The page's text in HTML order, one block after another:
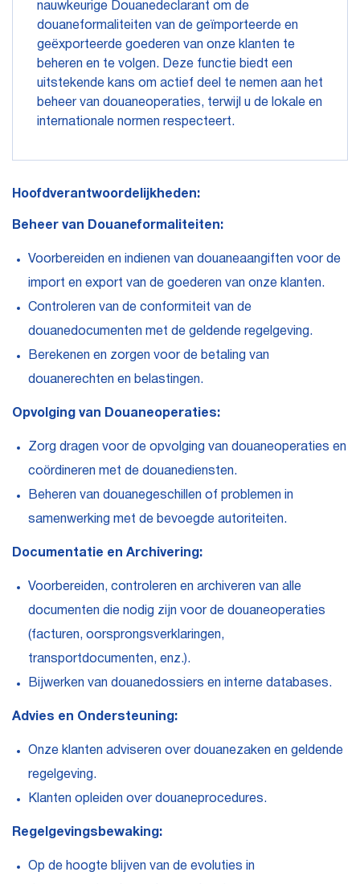
nauwkeurige Douanedeclarant om de
douaneformaliteiten van de geïmporteerde en
geëxporteerde goederen van onze klanten te
beheren en te volgen. Deze functie biedt een
uitstekende kans om actief deel te nemen aan het
beheer van douaneoperaties, terwijl u de lokale en
internationale normen respecteert.
Hoofdverantwoordelijkheden:
Beheer van Douaneformaliteiten:
Voorbereiden en indienen van douaneaangiften voor de
import en export van de goederen van onze klanten.
Controleren van de conformiteit van de
douanedocumenten met de geldende regelgeving.
Berekenen en zorgen voor de betaling van
douanerechten en belastingen.
Opvolging van Douaneoperaties:
Zorg dragen voor de opvolging van douaneoperaties en
coördineren met de douanediensten.
Beheren van douanegeschillen of problemen in
samenwerking met de bevoegde autoriteiten.
Documentatie en Archivering:
Voorbereiden, controleren en archiveren van alle
documenten die nodig zijn voor de douaneoperaties
(facturen, oorsprongsverklaringen,
transportdocumenten, enz.).
Bijwerken van douanedossiers en interne databases.
Advies en Ondersteuning:
Onze klanten adviseren over douanezaken en geldende
regelgeving.
Klanten opleiden over douaneprocedures.
Regelgevingsbewaking:
Op de hoogte blijven van de evoluties in